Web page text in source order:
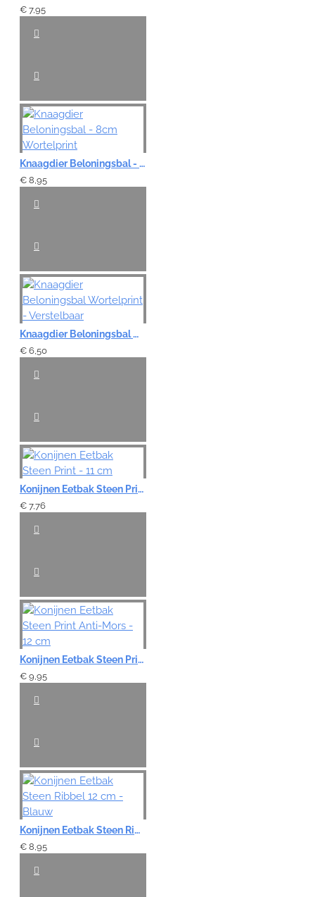
€ 7,95
Knaagdier Beloningsbal - 8cm Wortelprint
€ 8,95
Knaagdier Beloningsbal Wortelprint - Verstelbaar
€ 6,50
Konijnen Eetbak Steen Print - 11 cm
€ 7,76
Konijnen Eetbak Steen Print Anti-Mors - 12 cm
€ 9,95
Konijnen Eetbak Steen Ribbel 12 cm - Blauw
€ 8,95